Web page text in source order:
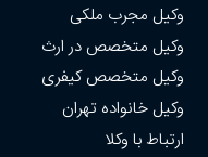
وکیل مجرب ملکی
وکیل متخصص در ارث
وکیل متخصص کیفری
وکیل خانواده تهران
ارتباط با وکلا